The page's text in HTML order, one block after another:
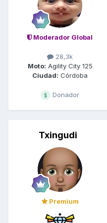
Moderador Global
28,3k
Moto: Agility City 125
Ciudad: Córdoba
Donador
Txingudi
Premium